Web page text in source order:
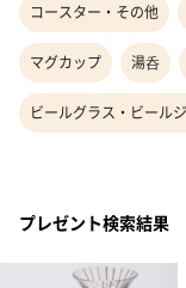
コースター・その他
マグカップ 湯呑
ビールグラス・ビール
プレゼント検索結果